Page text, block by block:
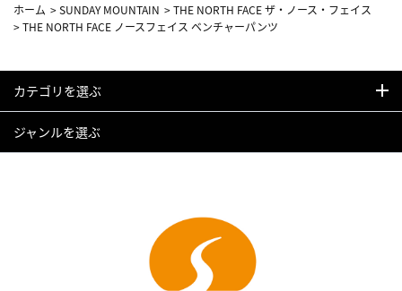
ホーム >SUNDAY MOUNTAIN >THE NORTH FACE ザ・ノース・フェイス
>THE NORTH FACE ノースフェイス ベンチャーパンツ
カテゴリを選ぶ
ジャンルを選ぶ